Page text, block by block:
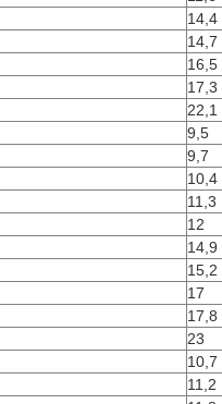
14,4
14,7
16,5
17,3
22,1
9,5
9,7
10,4
11,3
12
14,9
15,2
17
17,8
23
10,7
11,2